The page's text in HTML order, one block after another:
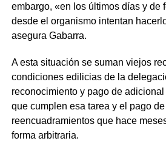
embargo, «en los últimos días y de
desde el organismo intentan
asegura Gabarra.
A esta situación se suman viejos
condiciones edilicias de la
reconocimiento y pago de
que cumplen esa tarea y el pago
reencuadramientos que hace
forma arbitraria.